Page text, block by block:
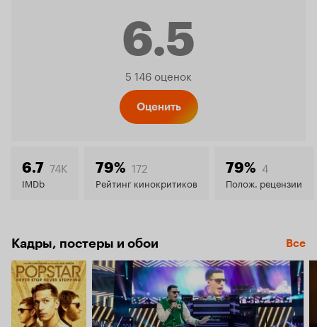
6.5
Рейтинг
6.5
5 146 оценок
Оценить
6.7 74K
IMDb
79% 172
Рейтинг кинокритиков
79% 4
Полож. рецензии
Кадры, постеры и обои Все